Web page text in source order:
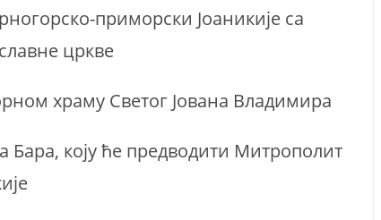
приморски Јоаникије са
цркве
храму Светог Јована Владимира
Бара, коју ће предводити Митрополит